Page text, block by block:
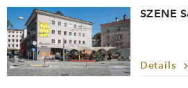
SZENE
Details